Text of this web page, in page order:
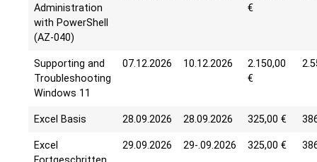
Administration
with PowerShell
(AZ-040)
€
Supporting and
Troubleshooting
Windows 11
07.12.2026 10.12.2026
2.150,00
€
Excel Basis 28.09.2026 28.09.2026 325,00 €
Excel
29.09.2026 29-.09.2026 325,00 €